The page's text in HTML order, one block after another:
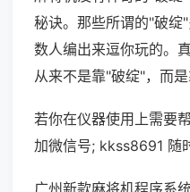
秘诀。那些所谓的"破绽
数人编出来逗你玩的。
从来不是靠"破绽"，而是
若你在仪器使用上需要
加微信号; kkss8691 随
广州新款麻将机程序系